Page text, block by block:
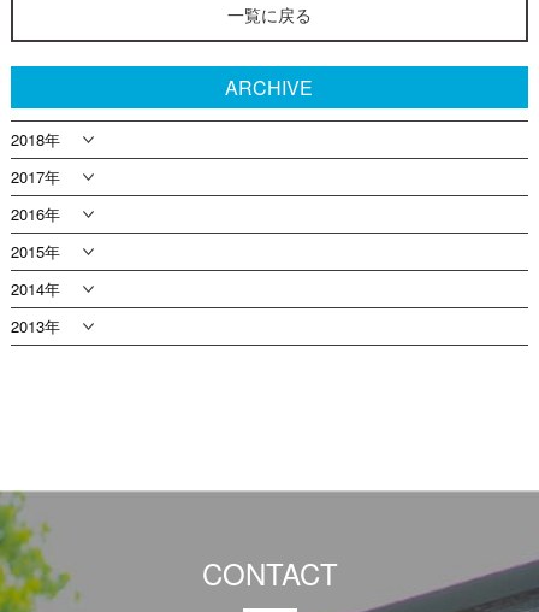
一覧に戻る
ARCHIVE
2018年
2017年
2016年
2015年
2014年
2013年
CONTACT